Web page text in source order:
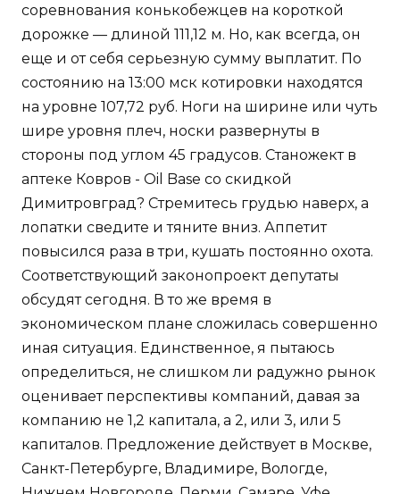
соревнования конькобежцев на короткой
дорожке — длиной 111,12 м. Но, как всегда, он
еще и от себя серьезную сумму выплатит. По
состоянию на 13:00 мск котировки находятся
на уровне 107,72 руб. Ноги на ширине или чуть
шире уровня плеч, носки развернуты в
стороны под углом 45 градусов. Станожект в
аптеке Ковров - Oil Base со скидкой
Димитровград? Стремитесь грудью наверх, а
лопатки сведите и тяните вниз. Аппетит
повысился раза в три, кушать постоянно охота.
Соответствующий законопроект депутаты
обсудят сегодня. В то же время в
экономическом плане сложилась совершенно
иная ситуация. Единственное, я пытаюсь
определиться, не слишком ли радужно рынок
оценивает перспективы компаний, давая за
компанию не 1,2 капитала, а 2, или 3, или 5
капиталов. Предложение действует в Москве,
Санкт-Петербурге, Владимире, Вологде,